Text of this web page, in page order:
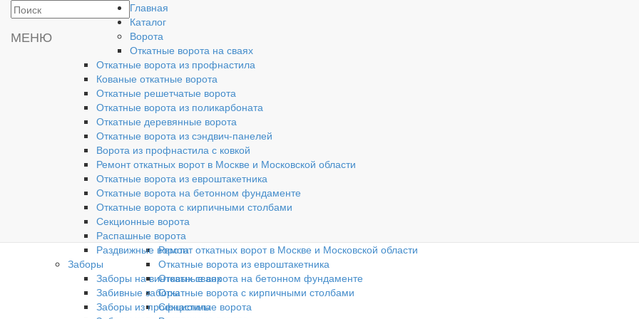
Главная
Каталог
Ворота
Откатные ворота на сваях
Откатные ворота из профнастила
Кованые откатные ворота
Откатные решетчатые ворота
Откатные ворота из поликарбоната
Откатные деревянные ворота
Откатные ворота из сэндвич-панелей
Ворота из профнастила с ковкой
Ремонт откатных ворот в Москве и Московской области
Откатные ворота из евроштакетника
Откатные ворота на бетонном фундаменте
Откатные ворота с кирпичными столбами
Секционные ворота
МЕНЮ
Главная
Каталог
Ворота
Откатные ворота на сваях
Откатные ворота из профнастила
Кованые откатные ворота
Откатные решетчатые ворота
Откатные ворота из поликарбоната
Откатные деревянные ворота
Откатные ворота из сэндвич-панелей
Ворота из профнастила с ковкой
Ремонт откатных ворот в Москве и Московской области
Откатные ворота из евроштакетника
Откатные ворота на бетонном фундаменте
Откатные ворота с кирпичными столбами
Секционные ворота
Распашные ворота
Раздвижные ворота
Заборы
Заборы на винтовых сваях
Забивные заборы
Заборы из профнастила